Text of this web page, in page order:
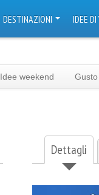
DESTINAZIONI IDEE
Idee weekend Gusto
Dettagli